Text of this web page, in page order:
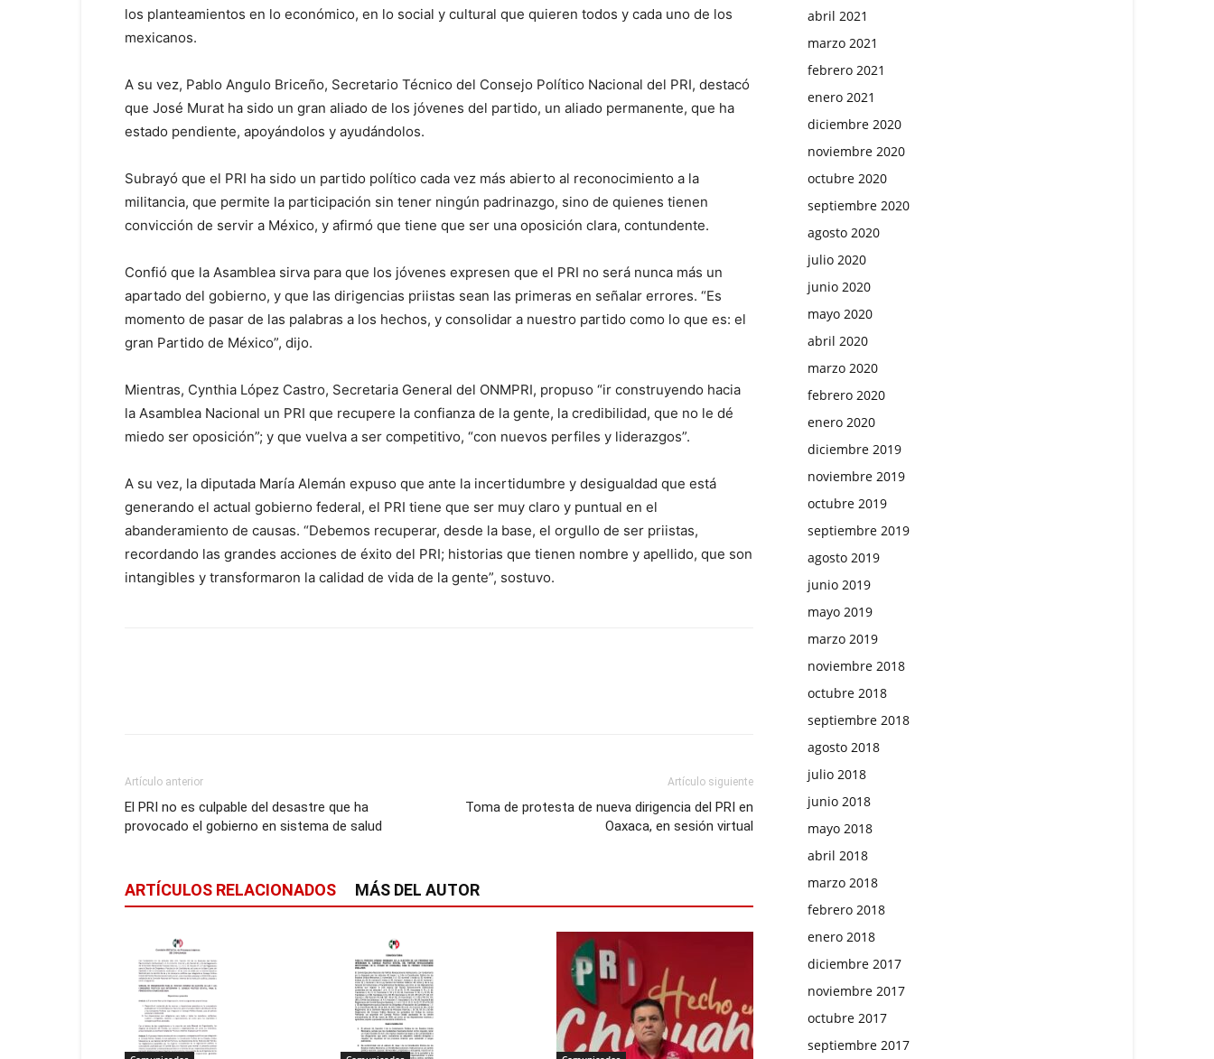
los planteamientos en lo económico, en lo social y cultural que quieren todos y cada uno de los
mexicanos.
A su vez, Pablo Angulo Briceño, Secretario Técnico del Consejo Político Nacional del PRI, destacó
que José Murat ha sido un gran aliado de los jóvenes del partido, un aliado permanente, que ha
estado pendiente, apoyándolos y ayudándolos.
Subrayó que el PRI ha sido un partido político cada vez más abierto al reconocimiento a la
militancia, que permite la participación sin tener ningún padrinazgo, sino de quienes tienen
convicción de servir a México, y afirmó que tiene que ser una oposición clara, contundente.
Confió que la Asamblea sirva para que los jóvenes expresen que el PRI no será nunca más un
apartado del gobierno, y que las dirigencias priistas sean las primeras en señalar errores. “Es
momento de pasar de las palabras a los hechos, y consolidar a nuestro partido como lo que es: el
gran Partido de México”, dijo.
Mientras, Cynthia López Castro, Secretaria General del ONMPRI, propuso “ir construyendo hacia
la Asamblea Nacional un PRI que recupere la confianza de la gente, la credibilidad, que no le dé
miedo ser oposición”; y que vuelva a ser competitivo, “con nuevos perfiles y liderazgos”.
A su vez, la diputada María Alemán expuso que ante la incertidumbre y desigualdad que está
generando el actual gobierno federal, el PRI tiene que ser muy claro y puntual en el
abanderamiento de causas. “Debemos recuperar, desde la base, el orgullo de ser priistas,
recordando las grandes acciones de éxito del PRI; historias que tienen nombre y apellido, que son
intangibles y transformaron la calidad de vida de la gente”, sostuvo.
Artículo anterior
El PRI no es culpable del desastre que ha
provocado el gobierno en sistema de salud
Artículo siguiente
Toma de protesta de nueva dirigencia del PRI en
Oaxaca, en sesión virtual
ARTÍCULOS RELACIONADOS MÁS DEL AUTOR
abril 2021
marzo 2021
febrero 2021
enero 2021
diciembre 2020
noviembre 2020
octubre 2020
septiembre 2020
agosto 2020
julio 2020
junio 2020
mayo 2020
abril 2020
marzo 2020
febrero 2020
enero 2020
diciembre 2019
noviembre 2019
octubre 2019
septiembre 2019
agosto 2019
junio 2019
mayo 2019
marzo 2019
noviembre 2018
octubre 2018
septiembre 2018
agosto 2018
julio 2018
junio 2018
mayo 2018
abril 2018
marzo 2018
febrero 2018
enero 2018
diciembre 2017
noviembre 2017
octubre 2017
septiembre 2017